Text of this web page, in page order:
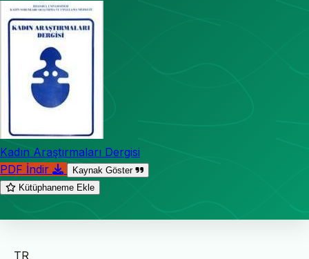
Kadın Araştırmaları Dergisi
PDF İndir
Kaynak Göster
Kütüphaneme Ekle
TR